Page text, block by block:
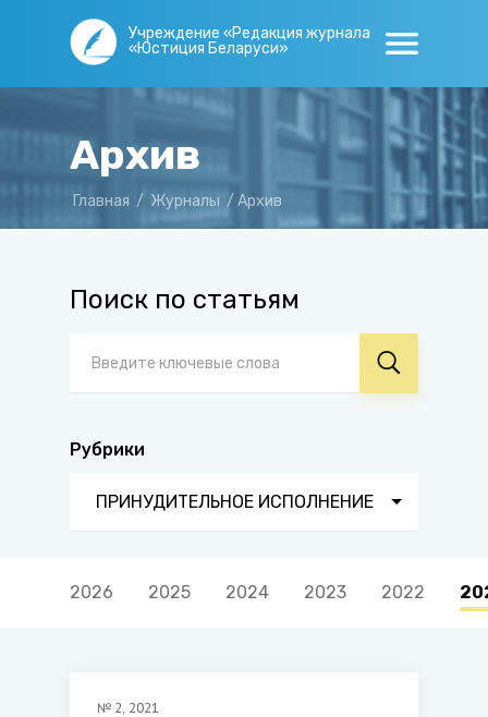
Учреждение «Редакция журнала
«Юстиция Беларуси»
Архив
Главная / Журналы / Архив
Поиск по статьям
Рубрики
ПРИНУДИТЕЛЬНОЕ ИСПОЛНЕНИЕ
2026 2025 2024 2023 2022
№ 2, 2021